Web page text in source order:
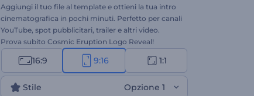
Aggiungi il tuo file al template e ottieni la tua intro
cinematografica in pochi minuti. Perfetto per canali
YouTube, spot pubblicitari, trailer e altri video.
Prova subito Cosmic Eruption Logo Reveal!
16:9 9:16 1:1
Stile Opzione 1